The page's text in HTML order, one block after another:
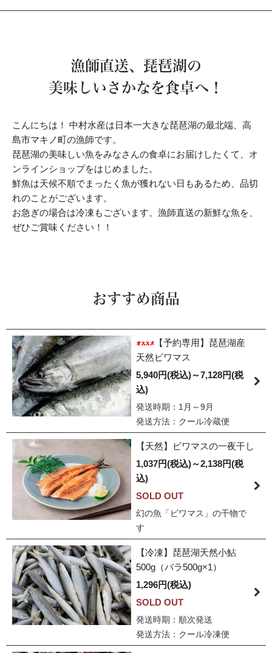
漁師直送、琵琶湖の
美味しいさかなを食卓へ！
こんにちは！ 中村水産は日本一大きな琵琶湖の最北端、高
島市マキノ町の漁師です。
琵琶湖の美味しい魚をみなさんの食卓にお届けしたくて、オ
ンラインショップをはじめました。
鮮魚は天候不順でまったく魚が獲れない日もあるため、品切
れのことがございます。
お急ぎの場合は冷凍もございます。漁師直送の新鮮な魚を、
ぜひご賞味ください！！
おすすめ商品
【予約専用】琵琶湖産
天然ビワマス
5,940円(税込)～7,128円(税
込)
発送時期：1月～9月
発送方法：クール冷蔵便
【天然】ビワマスの一夜干し
1,037円(税込)～2,138円(税
込)
SOLD OUT
幻の魚「ビワマス」の干物で
す
【冷凍】琵琶湖天然小鮎
500g（バラ500g×1）
1,296円(税込)
SOLD OUT
発送時期：順次発送
発送方法：クール冷凍便